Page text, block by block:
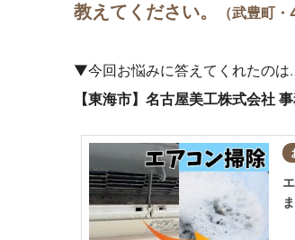
教えてください。
（武豊町
▼今回お悩みに答えてくれたのは
【東海市】名古屋美工株式会社